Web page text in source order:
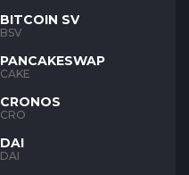
BITCOIN SV
BSV
PANCAKESWAP
CAKE
CRONOS
CRO
DAI
DAI